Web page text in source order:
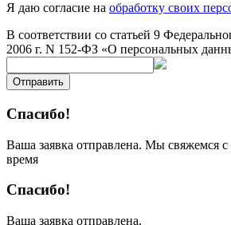
Я даю согласие на обработку своих
В соответствии со статьей 9
2006 г. N 152-ФЗ «О персональных
Отправить
Спасибо!
Ваша заявка отправлена. Мы свяжемся
время
Спасибо!
Ваша заявка отправлена.